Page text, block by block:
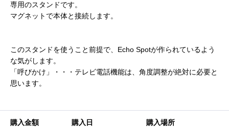
専用のスタンドです。
マグネットで本体と接続します。
このスタンドを使うこと前提で、Echo Spotが作られているよう
な気がします。
「呼びかけ」・・・テレビ電話機能は、角度調整が絶対に必要と
思います。
購入金額
購入日
購入場所